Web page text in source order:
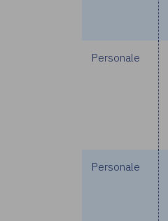
Personale
Personale